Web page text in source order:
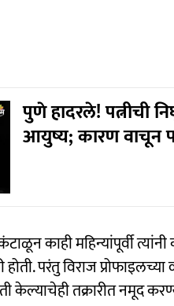
पुणे हादरले! पत्नीची
आयुष्य; कारण वाचून
काही महिन्यांपूर्वी
परंतु विराज
केल्याचेही तक्रारीत नमूद